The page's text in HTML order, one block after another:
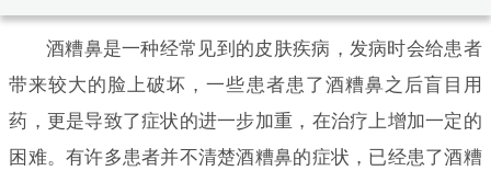
酒糟鼻是一种经常见到的皮肤疾病，发病时会给患者
带来较大的脸上破坏，一些患者患了酒糟鼻之后盲目用
药，更是导致了症状的进一步加重，在治疗上增加一定的
困难。有许多患者并不清楚酒糟鼻的症状，已经患了酒糟